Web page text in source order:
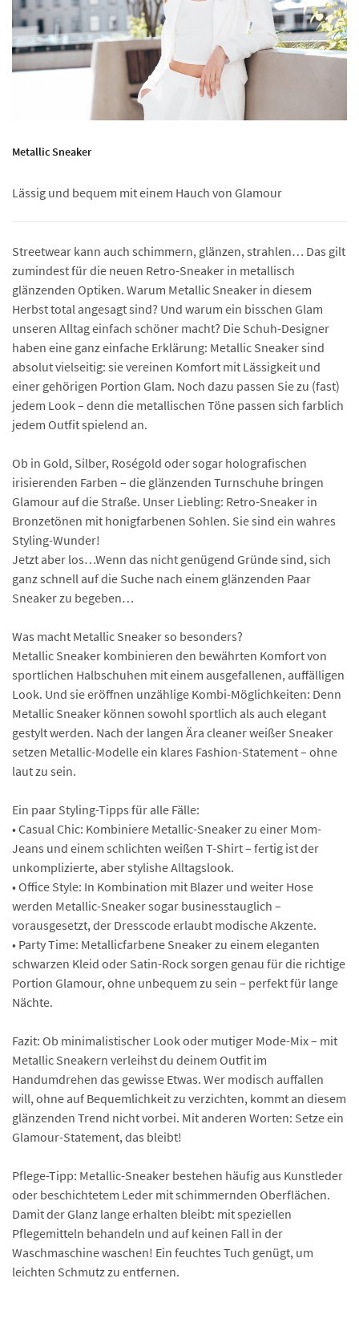
Metallic Sneaker
Lässig und bequem mit einem Hauch von Glamour
Streetwear kann auch schimmern, glänzen, strahlen… Das gilt
zumindest für die neuen Retro-Sneaker in metallisch
glänzenden Optiken. Warum Metallic Sneaker in diesem
Herbst total angesagt sind? Und warum ein bisschen Glam
unseren Alltag einfach schöner macht? Die Schuh-Designer
haben eine ganz einfache Erklärung: Metallic Sneaker sind
absolut vielseitig: sie vereinen Komfort mit Lässigkeit und
einer gehörigen Portion Glam. Noch dazu passen Sie zu (fast)
jedem Look – denn die metallischen Töne passen sich farblich
jedem Outfit spielend an.
Ob in Gold, Silber, Roségold oder sogar holografischen
irisierenden Farben – die glänzenden Turnschuhe bringen
Glamour auf die Straße. Unser Liebling: Retro-Sneaker in
Bronzetönen mit honigfarbenen Sohlen. Sie sind ein wahres
Styling-Wunder!
Jetzt aber los…Wenn das nicht genügend Gründe sind, sich
ganz schnell auf die Suche nach einem glänzenden Paar
Sneaker zu begeben…
Was macht Metallic Sneaker so besonders?
Metallic Sneaker kombinieren den bewährten Komfort von
sportlichen Halbschuhen mit einem ausgefallenen, auffälligen
Look. Und sie eröffnen unzählige Kombi-Möglichkeiten: Denn
Metallic Sneaker können sowohl sportlich als auch elegant
gestylt werden. Nach der langen Ära cleaner weißer Sneaker
setzen Metallic-Modelle ein klares Fashion-Statement – ohne
laut zu sein.
Ein paar Styling-Tipps für alle Fälle:
• Casual Chic: Kombiniere Metallic-Sneaker zu einer Mom-
Jeans und einem schlichten weißen T-Shirt – fertig ist der
unkomplizierte, aber stylishe Alltagslook.
• Office Style: In Kombination mit Blazer und weiter Hose
werden Metallic-Sneaker sogar businesstauglich –
vorausgesetzt, der Dresscode erlaubt modische Akzente.
• Party Time: Metallicfarbene Sneaker zu einem eleganten
schwarzen Kleid oder Satin-Rock sorgen genau für die richtige
Portion Glamour, ohne unbequem zu sein – perfekt für lange
Nächte.
Fazit: Ob minimalistischer Look oder mutiger Mode-Mix – mit
Metallic Sneakern verleihst du deinem Outfit im
Handumdrehen das gewisse Etwas. Wer modisch auffallen
will, ohne auf Bequemlichkeit zu verzichten, kommt an diesem
glänzenden Trend nicht vorbei. Mit anderen Worten: Setze ein
Glamour-Statement, das bleibt!
Pflege-Tipp: Metallic-Sneaker bestehen häufig aus Kunstleder
oder beschichtetem Leder mit schimmernden Oberflächen.
Damit der Glanz lange erhalten bleibt: mit speziellen
Pflegemitteln behandeln und auf keinen Fall in der
Waschmaschine waschen! Ein feuchtes Tuch genügt, um
leichten Schmutz zu entfernen.